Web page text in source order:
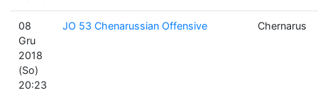
08
Gru
2018
(So)
20:23
JO 53 Chenarussian Offensive Chernarus